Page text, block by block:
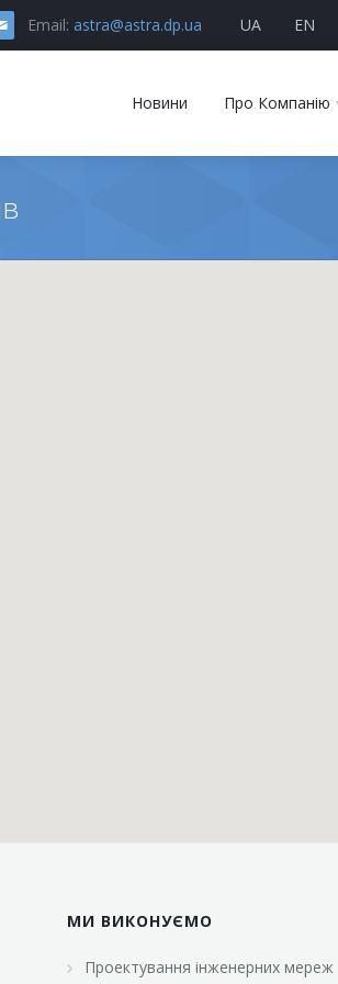
Email: astra@astra.dp.ua UA EN
Новини Про Компанію
МИ ВИКОНУЄМО
Проектування інженерних мереж